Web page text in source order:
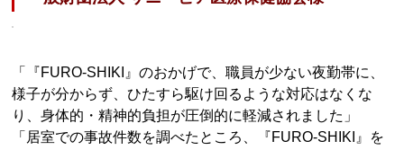
「『FURO-SHIKI』のおかげで、職員が少ない夜勤帯に、
様子が分からず、ひたすら駆け回るような対応はなくな
り、身体的・精神的負担が圧倒的に軽減されました」
「居室での事故件数を調べたところ、『FURO-SHIKI』を